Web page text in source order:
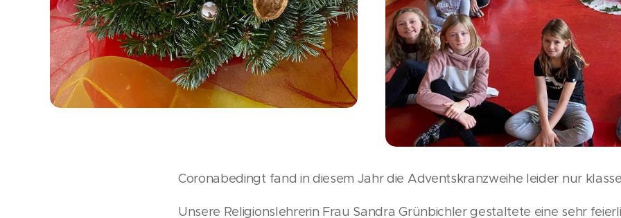
Coronabedingt fand in diesem Jahr die Adventskranzweihe leider nur
Unsere Religionslehrerin Frau Sandra Grünbichler gestaltete eine sehr